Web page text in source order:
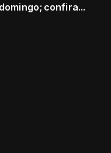
confira
e tudo o que o
saber